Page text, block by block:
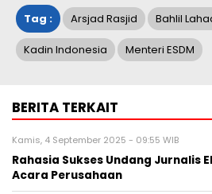
Tag : Arsjad Rasjid Bahlil
Kadin Indonesia Menteri ESDM
BERITA TERKAIT
Kamis, 4 September 2025 - 09:55 WIB
Rahasia Sukses Undang Jurnalis
Acara Perusahaan